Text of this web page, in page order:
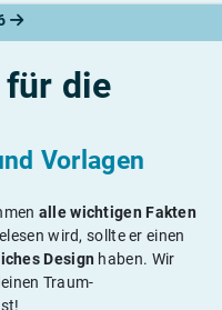
für die
Vorlagen
alle wichtigen Fakten
wird, sollte er einen
Design haben. Wir
Traum-